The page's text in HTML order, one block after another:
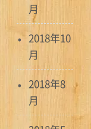
月
2018年10
月
2018年8
月